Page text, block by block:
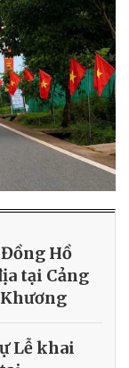
Hồ
tại Cảng
Lễ khai